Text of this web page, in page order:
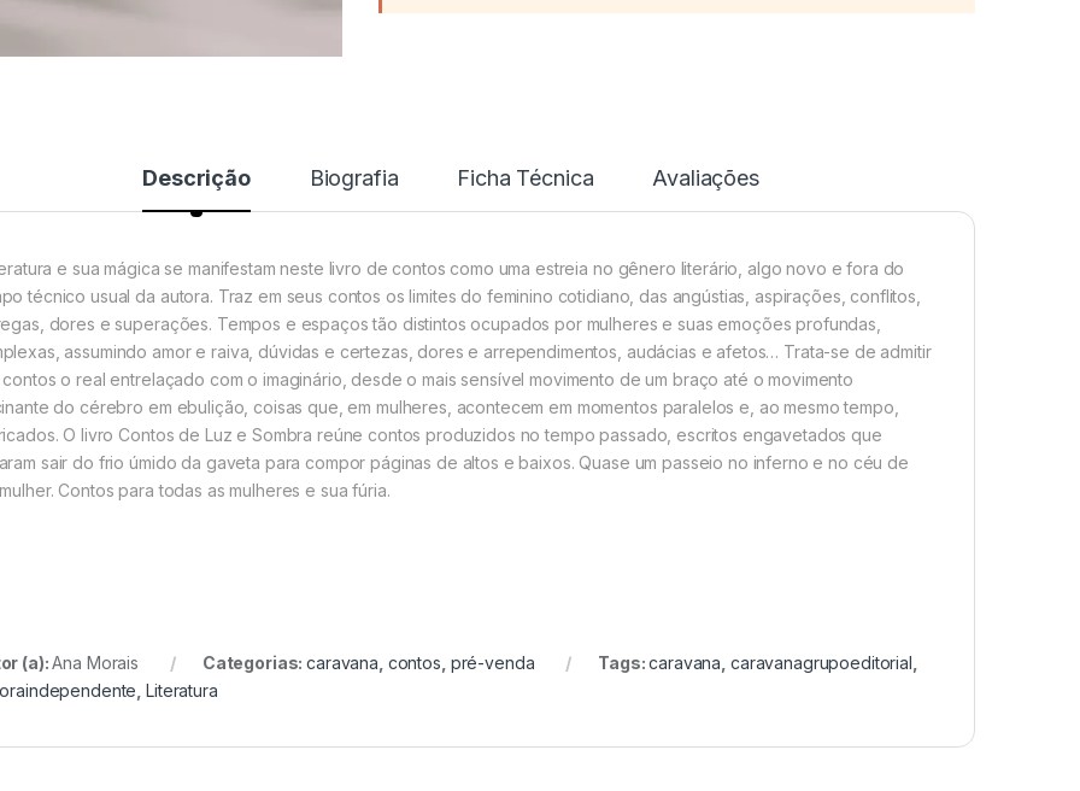
Descrição Biografia Ficha Técnica Avaliações
e sua mágica se manifestam neste livro de contos como uma estreia no gênero literário, algo novo e fora do
técnico usual da autora. Traz em seus contos os limites do feminino cotidiano, das angústias, aspirações, conflitos,
dores e superações. Tempos e espaços tão distintos ocupados por mulheres e suas emoções profundas,
assumindo amor e raiva, dúvidas e certezas, dores e arrependimentos, audácias e afetos… Trata-se de admitir
o real entrelaçado com o imaginário, desde o mais sensível movimento de um braço até o movimento
do cérebro em ebulição, coisas que, em mulheres, acontecem em momentos paralelos e, ao mesmo tempo,
O livro Contos de Luz e Sombra reúne contos produzidos no tempo passado, escritos engavetados que
sair do frio úmido da gaveta para compor páginas de altos e baixos. Quase um passeio no inferno e no céu de
Contos para todas as mulheres e sua fúria.
(a):Ana Morais Categorias:caravana contos pré-venda Tags:caravana caravanagrupoeditorial
,Literatura